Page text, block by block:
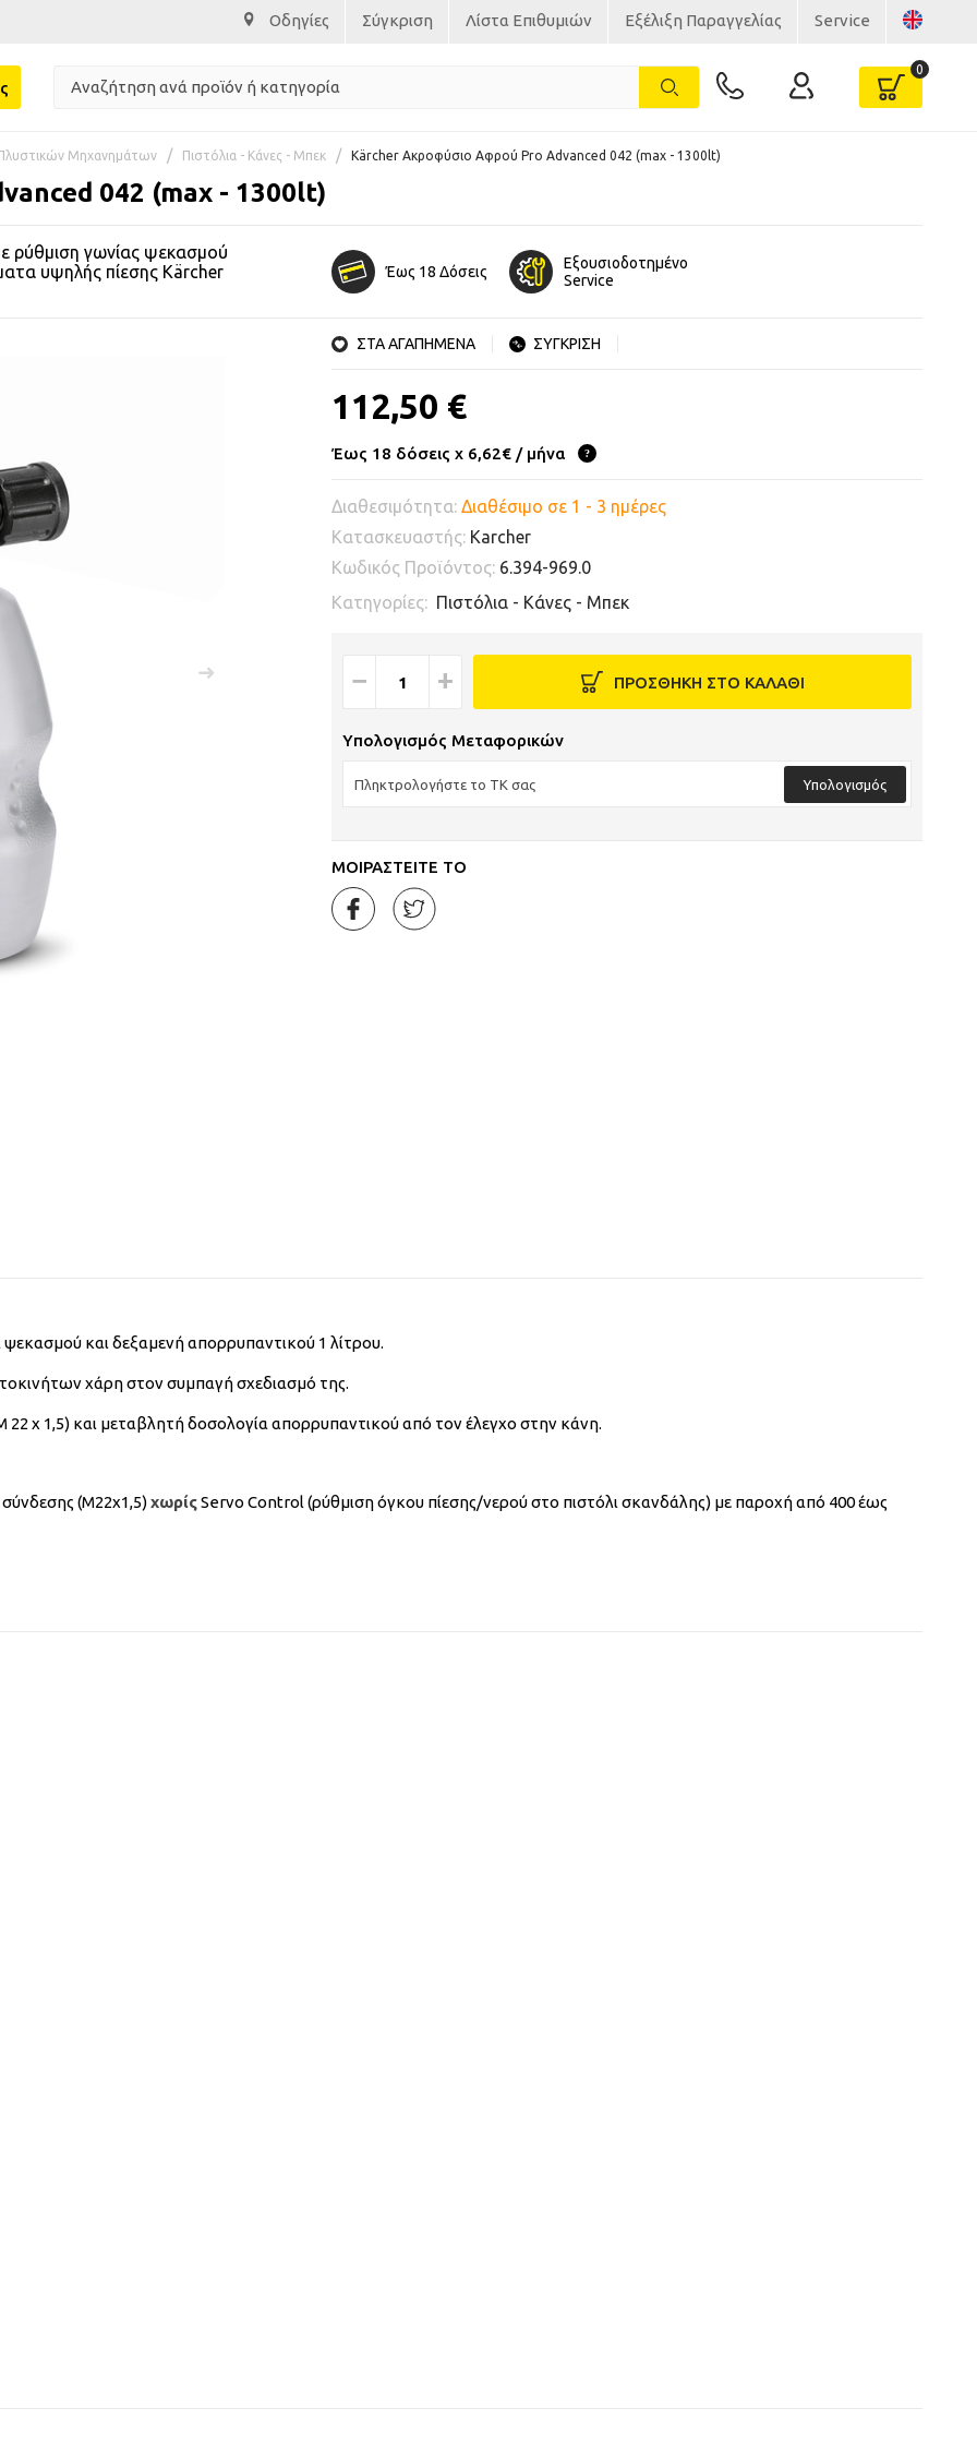
Οδηγίες Σύγκριση Λίστα Επιθυμιών Εξέλιξη Παραγγελίας Service
Μηχανημάτων Πιστόλια - Κάνες - Μπεκ Kärcher Ακροφύσιο Αφρού Pro Advanced 042 (max - 1300lt)
042 (max - 1300lt)
ρύθμιση γωνίας ψεκασμού
υψηλής πίεσης Kärcher
Έως 18 Δόσεις
Εξουσιοδοτημένο
Service
ΣΤΑ ΑΓΑΠΗΜΕΝΑ ΣΥΓΚΡΙΣΗ
112,50 €
Έως 18 δόσεις x 6,62€ / μήνα
Διαθεσιμότητα: Διαθέσιμο σε 1 - 3 ημέρες
Κατασκευαστής: Karcher
Κωδικός Προϊόντος: 6.394-969.0
Κατηγορίες: Πιστόλια - Κάνες - Μπεκ
− + ΠΡΟΣΘΗΚΗ ΣΤΟ ΚΑΛΑΘΙ
Υπολογισμός Μεταφορικών
Υπολογισμός
ΜΟΙΡΑΣΤΕΙΤΕ ΤΟ
και δεξαμενή απορρυπαντικού 1 λίτρου.
χάρη στον συμπαγή σχεδιασμό της.
22 x 1,5) και μεταβλητή δοσολογία απορρυπαντικού από τον έλεγχο στην κάνη.
(M22x1,5)χωρίςServo Control (ρύθμιση όγκου πίεσης/νερού στο πιστόλι σκανδάλης) με παροχή από 400 έως